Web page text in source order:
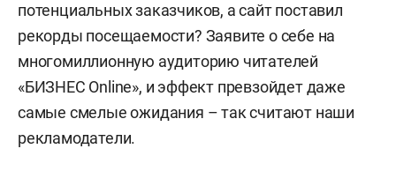
потенциальных заказчиков, а сайт поставил
рекорды посещаемости? Заявите о себе на
многомиллионную аудиторию читателей
«БИЗНЕС Online», и эффект превзойдет даже
самые смелые ожидания – так считают наши
рекламодатели.